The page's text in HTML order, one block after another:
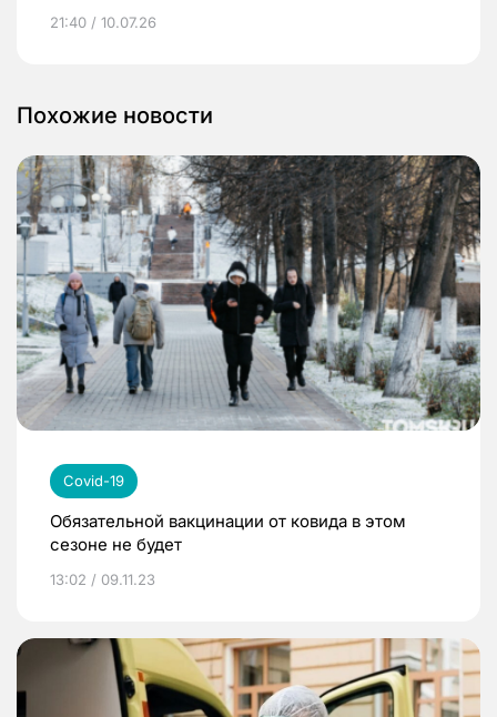
21:40 / 10.07.26
Похожие новости
Covid-19
Обязательной вакцинации от ковида в этом
сезоне не будет
13:02 / 09.11.23